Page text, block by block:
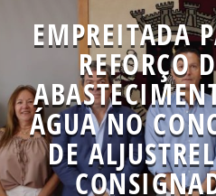
EMPREITADA
REFORÇO
ÁGUA NO
DE